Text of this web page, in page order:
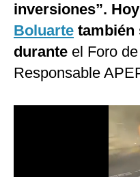
México
España
Internacional
inversiones”.
Boluarte también
durante el Foro
Responsable